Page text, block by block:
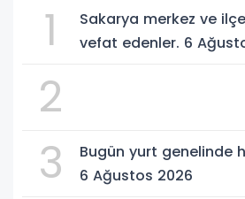
1
Sakarya merkez ve
vefat edenler. 6
2
3
Bugün yurt genelinde
6 Ağustos 2026